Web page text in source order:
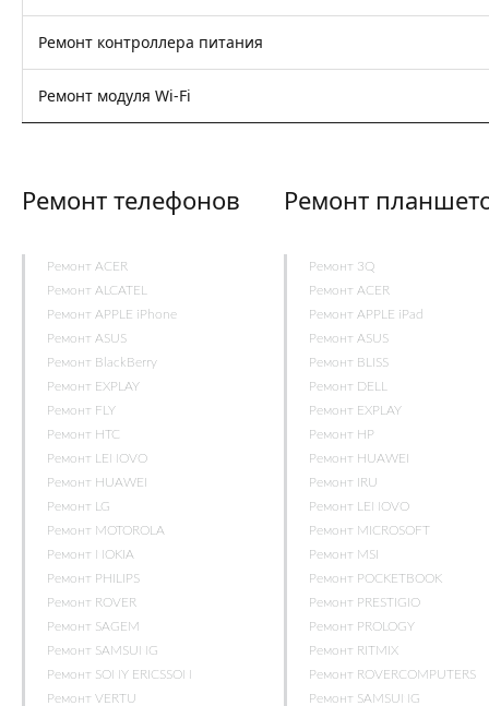
Ремонт контроллера питания
Ремонт модуля Wi-Fi
Ремонт телефонов
Ремонт ACER
Ремонт ALCATEL
Ремонт APPLE iPhone
Ремонт ASUS
Ремонт BlackBerry
Ремонт EXPLAY
Ремонт FLY
Ремонт HTC
Ремонт LENOVO
Ремонт HUAWEI
Ремонт LG
Ремонт MOTOROLA
Ремонт NOKIA
Ремонт PHILIPS
Ремонт ROVER
Ремонт SAGEM
Ремонт SAMSUNG
Ремонт SONY ERICSSON
Ремонт VERTU
Ремонт
Ремонт 3Q
Ремонт ACER
Ремонт APPLE iPad
Ремонт ASUS
Ремонт BLISS
Ремонт DELL
Ремонт EXPLAY
Ремонт HP
Ремонт HUAWEI
Ремонт IRU
Ремонт LENOVO
Ремонт MICROSOFT
Ремонт MSI
Ремонт POCKETBOOK
Ремонт PRESTIGIO
Ремонт PROLOGY
Ремонт RITMIX
Ремонт ROVERCOMPUTERS
Ремонт SAMSUNG